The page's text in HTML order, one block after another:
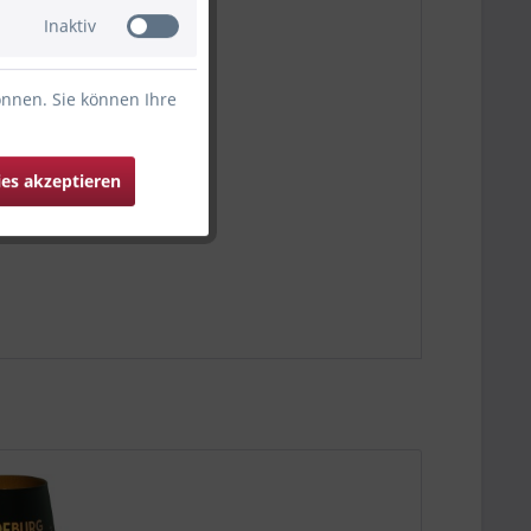
Inaktiv
Sie können Ihre
akzeptieren